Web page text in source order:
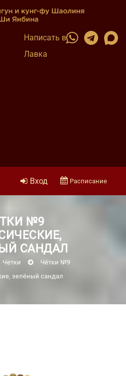
Написать в
Лавка
Вход Расписание
№9
САНДАЛ
Четки
Чётки №9
зелёный сандал